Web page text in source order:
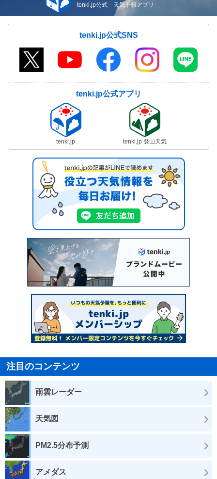
tenki.jp公式 天気予報アプリ
tenki.jp公式SNS
tenki.jp公式アプリ
tenki.jp tenki.jp 登山天気
注目のコンテンツ
雨雲レーダー
天気図
PM2.5分布予測
アメダス